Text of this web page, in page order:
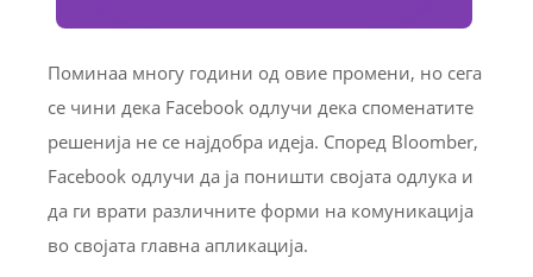
Поминаа многу години од овие промени, но сега
се чини дека Facebook одлучи дека споменатите
решенија не се најдобра идеја. Според Bloomber,
Facebook одлучи да ја поништи својата одлука и
да ги врати различните форми на комуникација
во својата главна апликација.